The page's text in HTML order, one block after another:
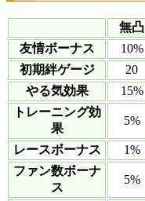
無凸
友情ボーナス
10%
初期絆ゲージ
20
やる気効果
15%
トレーニング効
果
5%
レースボーナス 1%
ファン数ボーナ
ス
5%